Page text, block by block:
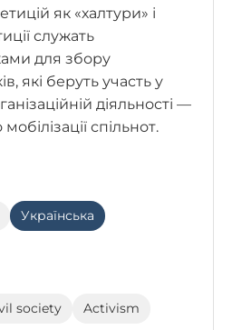
як «халтури» і
служать
для збору
які беруть участь у
діяльності —
спільнот.
Українська
society
Activism